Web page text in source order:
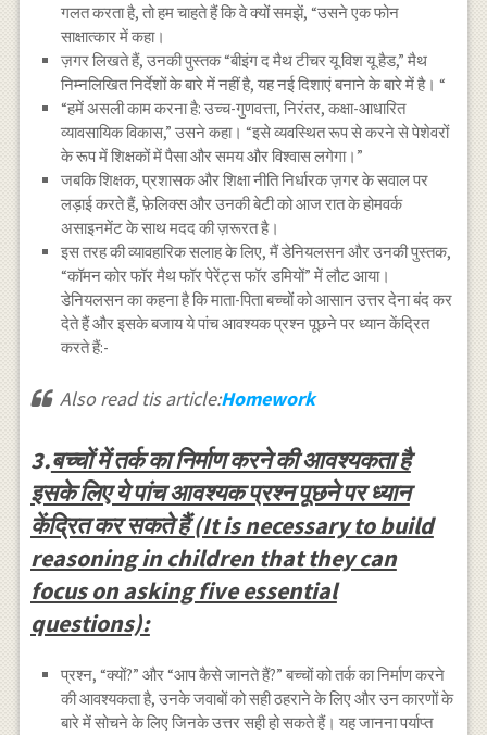
गलत करता है, तो हम चाहते हैं कि वे क्यों समझें, “उसने एक फोन
साक्षात्कार में कहा।
ज़गर लिखते हैं, उनकी पुस्तक “बीइंग द मैथ टीचर यू विश यू हैड,” मैथ
निम्नलिखित निर्देशों के बारे में नहीं है, यह नई दिशाएं बनाने के बारे में है। “
“हमें असली काम करना है: उच्च-गुणवत्ता, निरंतर, कक्षा-आधारित
व्यावसायिक विकास,” उसने कहा। “इसे व्यवस्थित रूप से करने से पेशेवरों
के रूप में शिक्षकों में पैसा और समय और विश्वास लगेगा।”
जबकि शिक्षक, प्रशासक और शिक्षा नीति निर्धारक ज़गर के सवाल पर
लड़ाई करते हैं, फ़ेलिक्स और उनकी बेटी को आज रात के होमवर्क
असाइनमेंट के साथ मदद की ज़रूरत है।
इस तरह की व्यावहारिक सलाह के लिए, मैं डेनियलसन और उनकी पुस्तक,
“कॉमन कोर फॉर मैथ फॉर पेरेंट्स फॉर डमियों” में लौट आया।
डेनियलसन का कहना है कि माता-पिता बच्चों को आसान उत्तर देना बंद कर
देते हैं और इसके बजाय ये पांच आवश्यक प्रश्न पूछने पर ध्यान केंद्रित
करते हैं:-
Also read tis article:Homework
3.बच्चों में तर्क का निर्माण करने की आवश्यकता है
इसके लिए ये पांच आवश्यक प्रश्न पूछने पर ध्यान
केंद्रित कर सकते हैं (It is necessary to build
reasoning in children that they can
focus on asking five essential
questions):
प्रश्न, “क्यों?” और “आप कैसे जानते हैं?” बच्चों को तर्क का निर्माण करने
की आवश्यकता है, उनके जवाबों को सही ठहराने के लिए और उन कारणों के
बारे में सोचने के लिए जिनके उत्तर सही हो सकते हैं। यह जानना पर्याप्त